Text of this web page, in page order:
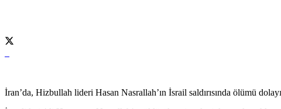
İran’da, Hizbullah lideri Hasan Nasrallah’ın İsrail saldırısında ölümü